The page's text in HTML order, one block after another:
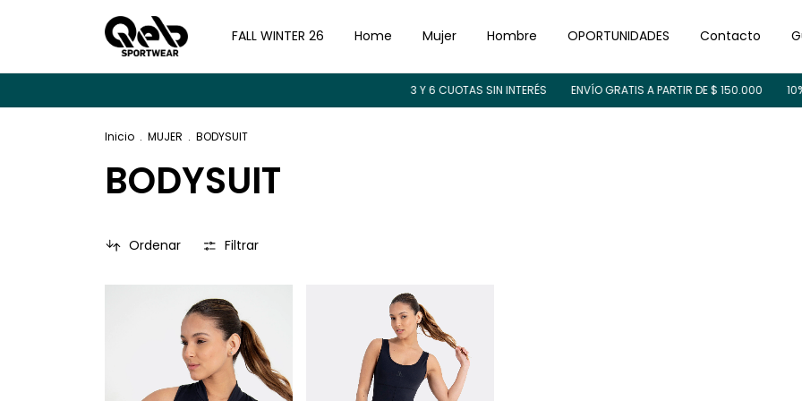
FALL WINTER 26 Home Mujer Hombre OPORTUNIDADES Contacto
3 Y 6 CUOTAS SIN INTERÉS ENVÍO GRATIS A PARTIR DE $ 150.000 10%
Inicio . MUJER . BODYSUIT
BODYSUIT
Ordenar Filtrar